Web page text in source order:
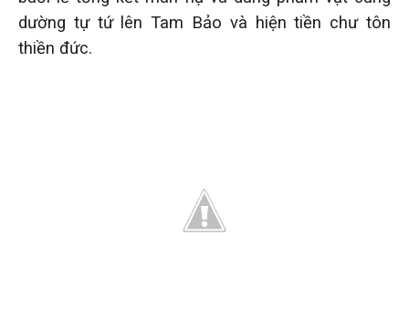
dường tự tứ lên Tam Bảo và hiện tiền chư tôn
thiền đức.